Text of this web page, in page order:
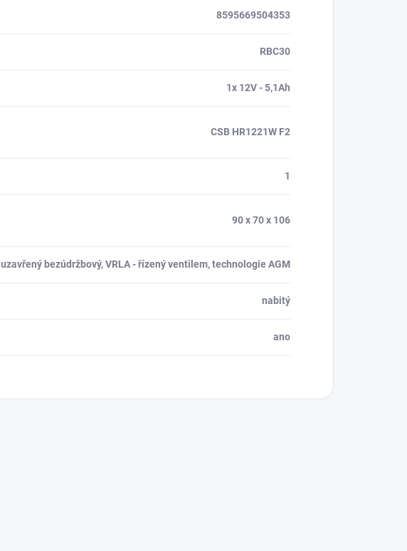
8595669504353
RBC30
1x 12V - 5,1Ah
CSB HR1221W F2
1
90 x 70 x 106
uzavřený bezúdržbový, VRLA - řízený ventilem, technologie AGM
nabitý
ano